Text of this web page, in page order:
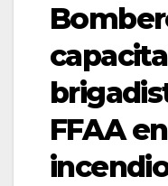
FFAA